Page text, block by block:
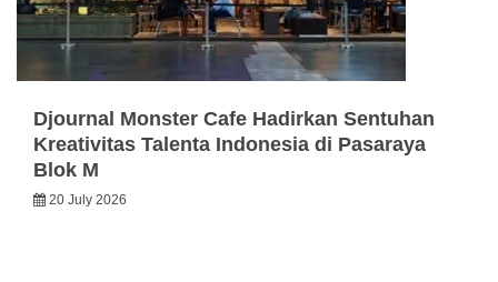
Djournal Monster Cafe Hadirkan Sentuhan
Kreativitas Talenta Indonesia di Pasaraya
Blok M
20 July 2026